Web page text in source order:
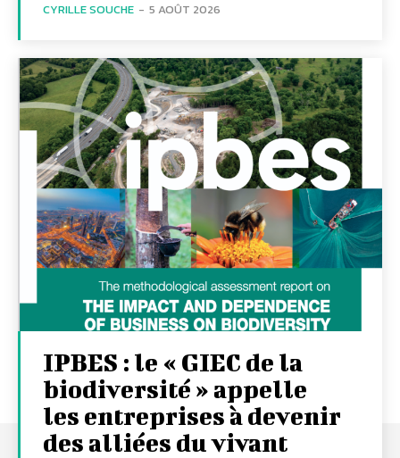
CYRILLE SOUCHE - 5 AOÛT 2026
IPBES : le « GIEC de la
biodiversité » appelle
les entreprises à devenir
des alliées du vivant